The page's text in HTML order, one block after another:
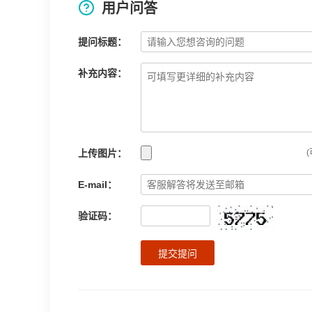
用户问答
提问标题：
补充内容：
上传图片： (
E-mail：
验证码：
提交提问